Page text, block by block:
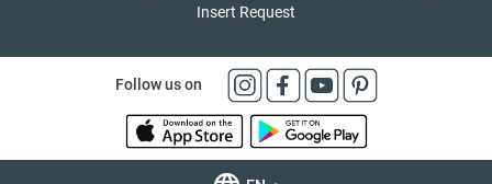
Insert Request
Follow us on